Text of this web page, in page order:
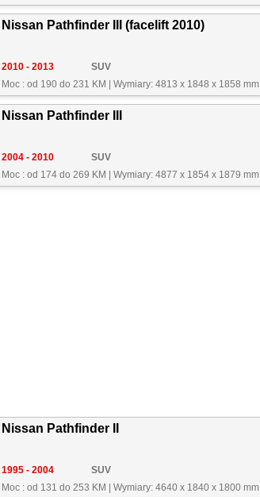
Nissan Pathfinder III (facelift 2010)
2010 - 2013
SUV
Moc : od 190 do 231 KM
Wymiary: 4813 x 1848 x 1858 mm
Nissan Pathfinder III
2004 - 2010
SUV
Moc : od 174 do 269 KM
Wymiary: 4877 x 1854 x 1879 mm
Nissan Pathfinder II
1995 - 2004
SUV
Moc : od 131 do 253 KM
Wymiary: 4640 x 1840 x 1800 mm